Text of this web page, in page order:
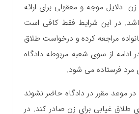
دلایل موجه و معقولی برای ارائه
در این شرایط فقط کافی است
مراجعه کرده و درخواست طلاق
ادامه از سوی شعبه مربوطه دادگاه
مرد فرستاده می شود.
در موعد مقرر در دادگاه حاضر نشوند
طلاق غیابی برای زن صادر کند. در